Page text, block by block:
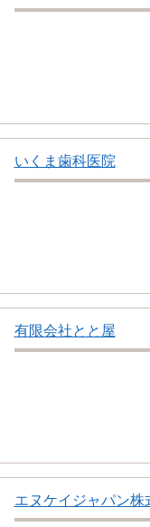
いくま歯科医院
有限会社とと屋
エヌケイジャパン株